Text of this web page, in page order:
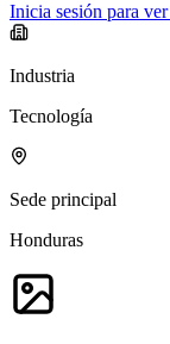
Inicia sesión para
Industria
Tecnología
Sede principal
Honduras